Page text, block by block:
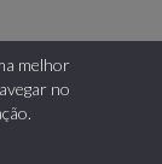
melhor
no